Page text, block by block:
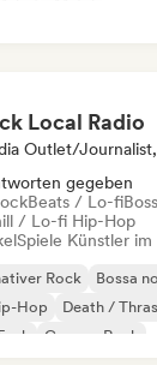
Local Radio
gegeben
Beats / Lo-fi
/ Lo-fi Hip-Hop
Spiele Künstler im
Rock
Bossa
Hop
Death /
Garage-Rock